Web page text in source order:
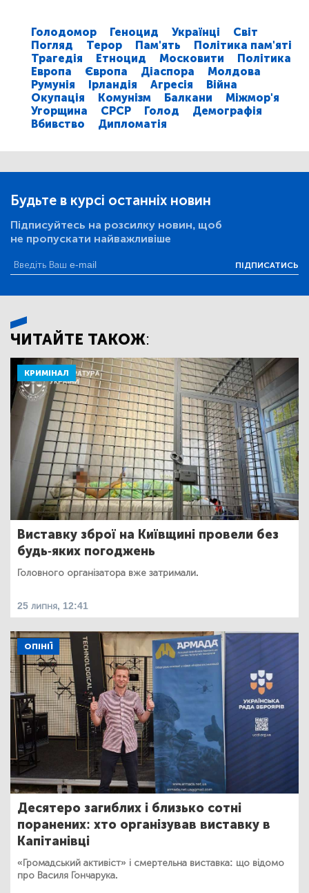
Голодомор Геноцид Українці
Світ
Погляд
Терор Пам'ять
Політика пам'яті
Трагедія
Етноцид Московити
Політика
Европа
Європа Діаспора
Молдова
Румунія
Ірландія Агресія
Війна
Окупація
Комунізм Балкани
Міжмор'я
Угорщина
СРСР Голод
Демографія
Вбивство
Дипломатія
Будьте в курсі останніх новин
Підписуйтесь на розсилку новин, щоб
не пропускати найважливіше
ПІДПИСАТИСЬ
ЧИТАЙТЕ ТАКОЖ:
КРИМІНАЛ
Виставку зброї на Київщині провели без
будь-яких погоджень
Головного організатора вже затримали.
25 липня, 12:41
ОПІНІЇ
Десятеро загиблих і близько сотні
поранених: хто організував виставку в
Капітанівці
«Громадський активіст» і смертельна виставка: що відомо
про Василя Гончарука.